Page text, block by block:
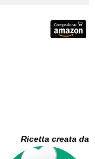
Ricetta creata da